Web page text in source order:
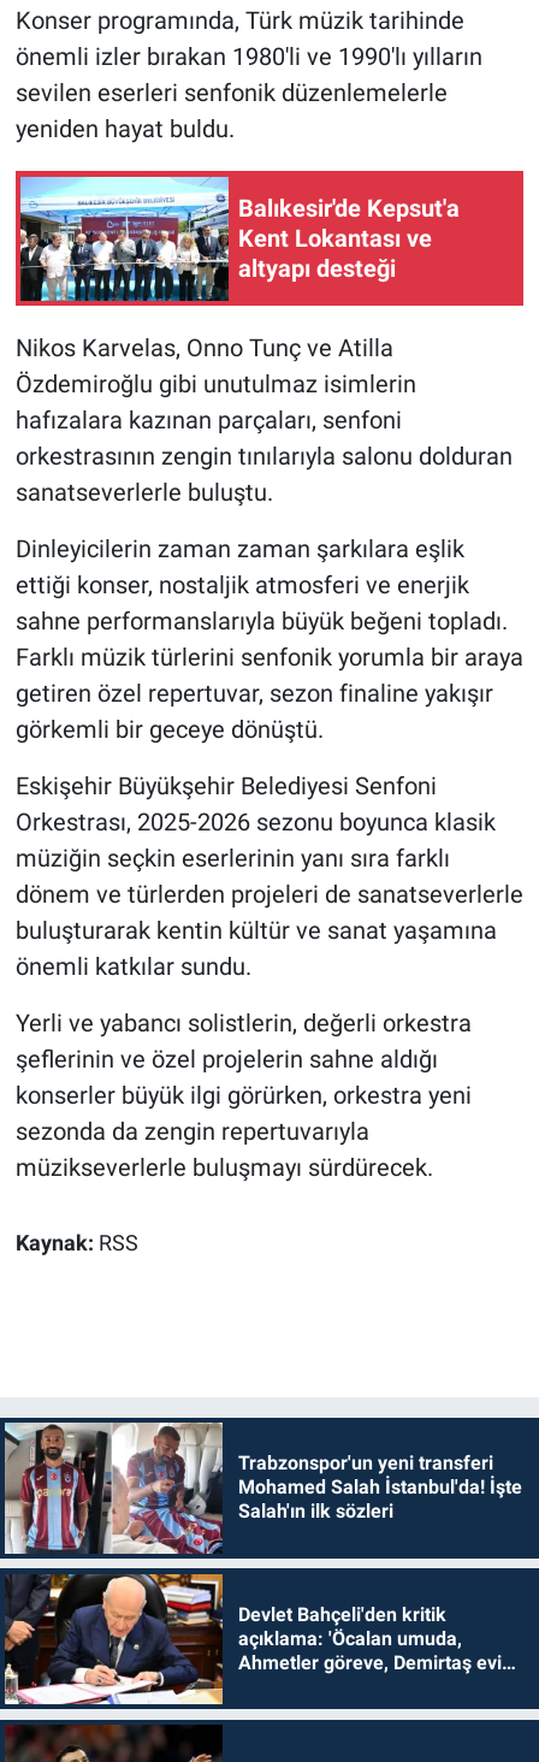
Konser programında, Türk müzik tarihinde
önemli izler bırakan 1980'li ve 1990'lı yılların
sevilen eserleri senfonik düzenlemelerle
yeniden hayat buldu.
Balıkesir'de Kepsut'a
Kent Lokantası ve
altyapı desteği
Nikos Karvelas, Onno Tunç ve Atilla
Özdemiroğlu gibi unutulmaz isimlerin
hafızalara kazınan parçaları, senfoni
orkestrasının zengin tınılarıyla salonu dolduran
sanatseverlerle buluştu.
Dinleyicilerin zaman zaman şarkılara eşlik
ettiği konser, nostaljik atmosferi ve enerjik
sahne performanslarıyla büyük beğeni topladı.
Farklı müzik türlerini senfonik yorumla bir araya
getiren özel repertuvar, sezon finaline yakışır
görkemli bir geceye dönüştü.
Eskişehir Büyükşehir Belediyesi Senfoni
Orkestrası, 2025-2026 sezonu boyunca klasik
müziğin seçkin eserlerinin yanı sıra farklı
dönem ve türlerden projeleri de sanatseverlerle
buluşturarak kentin kültür ve sanat yaşamına
önemli katkılar sundu.
Yerli ve yabancı solistlerin, değerli orkestra
şeflerinin ve özel projelerin sahne aldığı
konserler büyük ilgi görürken, orkestra yeni
sezonda da zengin repertuvarıyla
müzikseverlerle buluşmayı sürdürecek.
Kaynak: RSS
Trabzonspor'un yeni transferi
Mohamed Salah İstanbul'da! İşte
Salah'ın ilk sözleri
Devlet Bahçeli'den kritik
açıklama: 'Öcalan umuda,
Ahmetler göreve, Demirtaş evine